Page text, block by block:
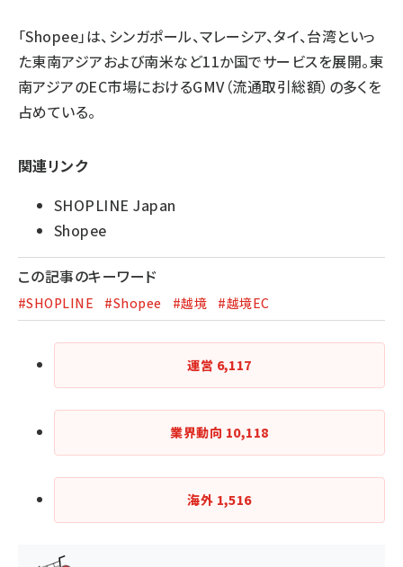
「Shopee」は、シンガポール、マレーシア、タイ、台湾といっ
た東南アジアおよび南米など11か国でサービスを展開。東
南アジアのEC市場におけるGMV（流通取引総額）の多くを
占めている。
関連リンク
SHOPLINE Japan
Shopee
この記事のキーワード
#SHOPLINE #Shopee #越境 #越境EC
運営 6,117
業界動向 10,118
海外 1,516